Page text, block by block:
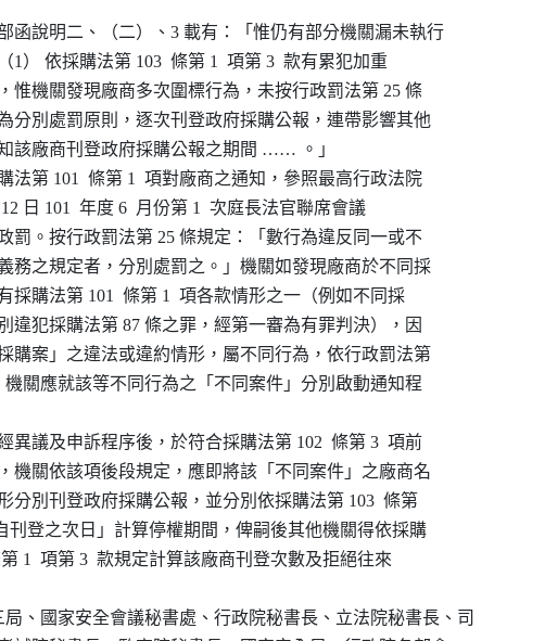
計部函說明二、（二）、3 載有：「惟仍有部分機關漏未執行
（1） 依採購法第 103  條第 1  項第 3  款有累犯加重
定，惟機關發現廠商多次圍標行為，未按行政罰法第 25 條
行為分別處罰原則，逐次刊登政府採購公報，連帶影響其他
通知該廠商刊登政府採購公報之期間 …… 。」
購法第 101  條第 1  項對廠商之通知，參照最高行政法院
月 12 日 101  年度 6  月份第 1  次庭長法官聯席會議
行政罰。按行政罰法第 25 條規定：「數行為違反同一或不
上義務之規定者，分別處罰之。」機關如發現廠商於不同採
涉有採購法第 101  條第 1  項各款情形之一（例如不同採
分別違犯採購法第 87 條之罪，經第一審為有罪判決），因
同採購案」之違法或違約情形，屬不同行為，依行政罰法第
定，機關應就該等不同行為之「不同案件」分別啟動通知程
經異議及申訴程序後，於符合採購法第 102  條第 3  項前
形，機關依該項後段規定，應即將該「不同案件」之廠商名
情形分別刊登政府採購公報，並分別依採購法第 103  條第
「自刊登之次日」計算停權期間，俾嗣後其他機關得依採購
條第 1  項第 3  款規定計算該廠商刊登次數及拒絕往來
局、國家安全會議秘書處、行政院秘書長、立法院秘書長、司